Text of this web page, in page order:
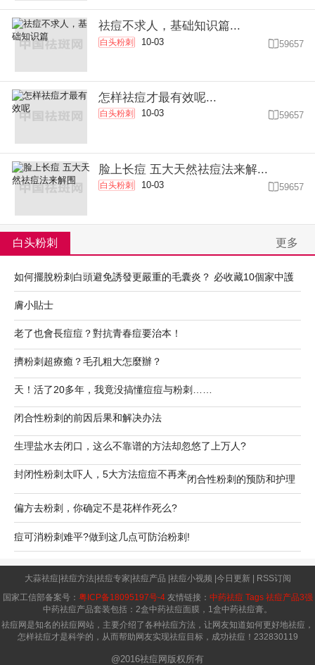
祛痘不求人，基础知识篇...
白头粉刺 10-03 59657
怎样祛痘才最有效呢...
白头粉刺 10-03 59657
脸上长痘 五大天然祛痘法来解...
白头粉刺 10-03 59657
白头粉刺 更多
如何擺脫粉刺白頭避免誘發更嚴重的毛囊炎？ 必收藏10個家中護
膚小貼士
老了也會長痘痘？對抗青春痘要治本！
擠粉刺超療癒？毛孔粗大怎麼辦？
天！活了20多年，我竟没搞懂痘痘与粉刺……
闭合性粉刺的前因后果和解决办法
生理盐水去闭口，这么不靠谱的方法却忽悠了上万人?
封闭性粉刺太吓人，5大方法痘痘不再来闭合性粉刺的预防和护理
偏方去粉刺，你确定不是花样作死么?
痘可消粉刺难平?做到这几点可防治粉刺!
大蒜祛痘 祛痘方法 祛痘专家 祛痘产品 祛痘小视频 今日更新|
RSS订阅
国家工信部备案号： 粤ICP备18095197号-4友情链接： 中药祛痘 Tags 祛痘产品3强
中药祛痘产品套装包括：2盒中药祛痘面膜，1盒中药祛痘膏。
祛痘网是知名的祛痘网站，主要介绍了各种祛痘方法，让网友知道如何更好地祛痘，
怎样祛痘才是科学的，从而帮助网友实现祛痘目标，成功祛痘！ 232830119
@2016祛痘网版权所有